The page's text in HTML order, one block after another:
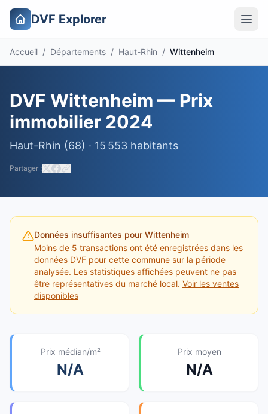
DVF Explorer
Accueil / Départements / Haut-Rhin / Wittenheim
DVF Wittenheim — Prix
immobilier 2024
Haut-Rhin (68) · 15 553 habitants
Partager :
Données insuffisantes pour Wittenheim
Moins de 5 transactions ont été enregistrées dans les
données DVF pour cette commune sur la période
analysée. Les statistiques affichées peuvent ne pas
être représentatives du marché local. Voir les ventes
disponibles
Prix médian/m²
N/A
Prix moyen
N/A